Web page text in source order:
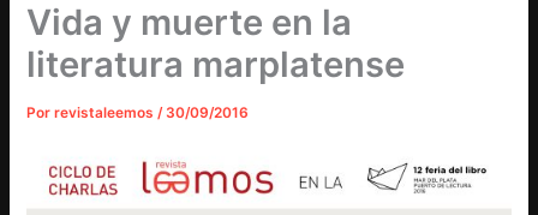
Vida y muerte en la
literatura marplatense
Porrevistaleemos/ 30/09/2016